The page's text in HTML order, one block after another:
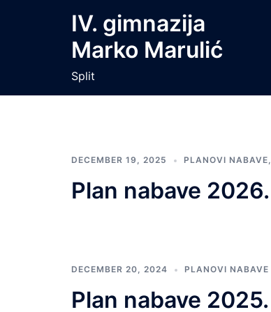
IV. gimnazija
Marko Marulić
Split
DECEMBER 19, 2025 PLANOVI NABAVE,
Plan nabave 2026.
DECEMBER 20, 2024 PLANOVI NABAVE
Plan nabave 2025.